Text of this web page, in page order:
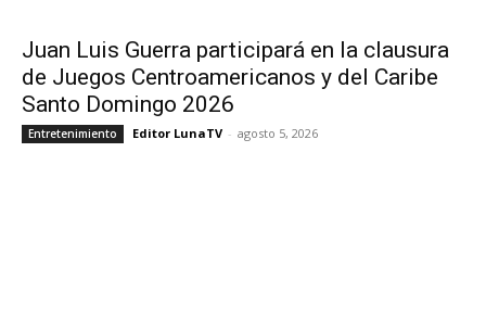
Juan Luis Guerra participará en la clausura
de Juegos Centroamericanos y del Caribe
Santo Domingo 2026
Entretenimiento Editor LunaTV - agosto 5, 2026